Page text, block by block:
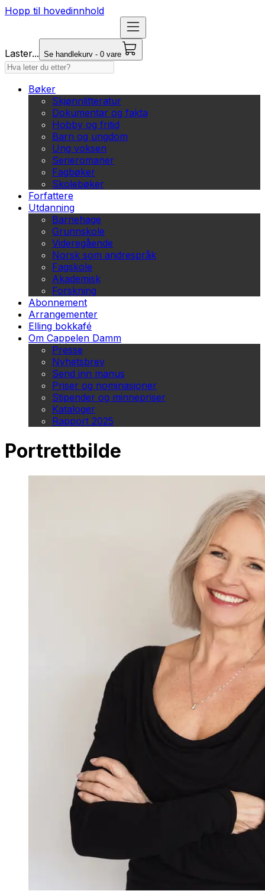
Hopp til hovedinnhold
Laster... Se handlekurv - 0 vare
Bøker
Skjønnlitteratur
Dokumentar og fakta
Hobby og fritid
Barn og ungdom
Ung voksen
Serieromaner
Fagbøker
Skolebøker
Forfattere
Utdanning
Barnehage
Grunnskole
Videregående
Norsk som andrespråk
Fagskole
Akademisk
Forskning
Abonnement
Arrangementer
Elling bokkafé
Om Cappelen Damm
Presse
Nyhetsbrev
Send inn manus
Priser og nominasjoner
Stipender og minnepriser
Kataloger
Rapport 2025
Portrettbilde